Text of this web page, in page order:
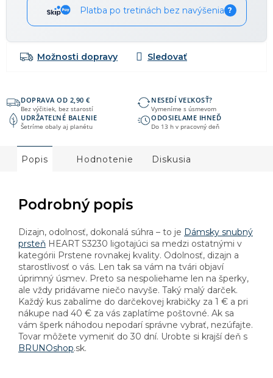
Platba po tretinách bez navýšenia ?
Možnosti dopravy
DOPRAVA OD 2,90 €
Bez výčitiek, bez starostí
NESEDÍ VEĽKOSŤ?
Vymeníme s úsmevom
UDRŽATEĽNÉ BALENIE
Šetríme obaly aj planétu
ODOSIELAME IHNEĎ
Do 13 h v pracovný deň
Popis Hodnotenie Diskusia
Podrobný popis
Dizajn, odolnosť, dokonalá súhra – to je Dámsky snubný
prsteň HEART S3230 ligotajúci sa medzi ostatnými v
kategórii Prstene rovnakej kvality. Odolnosť, dizajn a
starostlivosť o vás. Len tak sa vám na tvári objaví
úprimný úsmev. Preto sa nespoliehame len na šperky,
ale vždy pridávame niečo navyše. Taký malý darček.
Každý kus zabalíme do darčekovej krabičky za 1 € a pri
nákupe nad 40 € za vás zaplatíme poštovné. Ak sa
vám šperk náhodou nepodarí správne vybrať, nezúfajte.
Tovar môžete vymeniť do 30 dní. Urobte si krajší deň s
BRUNOshop.sk.